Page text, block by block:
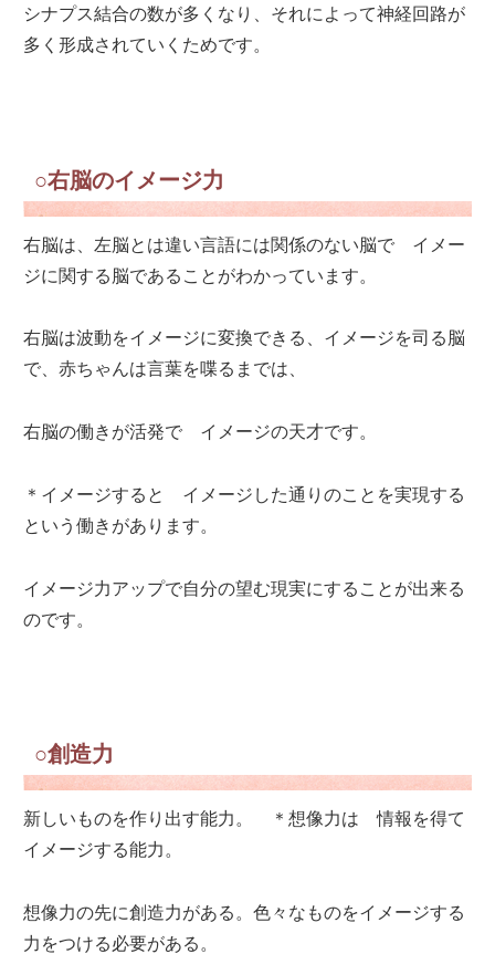
シナプス結合の数が多くなり、それによって神経回路が
多く形成されていくためです。
○右脳のイメージ力
右脳は、左脳とは違い言語には関係のない脳で イメー
ジに関する脳であることがわかっています。
右脳は波動をイメージに変換できる、イメージを司る脳
で、赤ちゃんは言葉を喋るまでは、
右脳の働きが活発で イメージの天才です。
＊イメージすると イメージした通りのことを実現する
という働きがあります。
イメージ力アップで自分の望む現実にすることが出来る
のです。
○創造力
新しいものを作り出す能力。 ＊想像力は 情報を得て
イメージする能力。
想像力の先に創造力がある。色々なものをイメージする
力をつける必要がある。